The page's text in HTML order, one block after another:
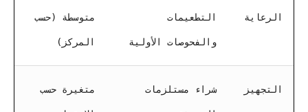
الرعاية التطعيمات
والفحوصات الأولية
متوسطة (حسب
المركز)
التجهيز شراء مستلزمات متغيرة حسب